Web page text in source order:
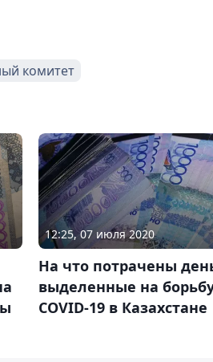
комитет
12:25, 07 июля 2020
На что потрачены
выделенные на
COVID-19 в Казахстане